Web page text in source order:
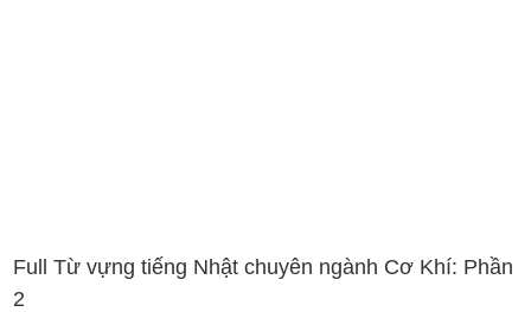
Full Từ vựng tiếng Nhật chuyên ngành Cơ Khí: Phần
2